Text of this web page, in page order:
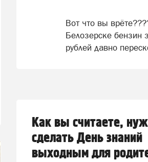
Вот что вы
Белозерске бензин
рублей давно
Как вы считаете,
сделать День знаний
выходным для